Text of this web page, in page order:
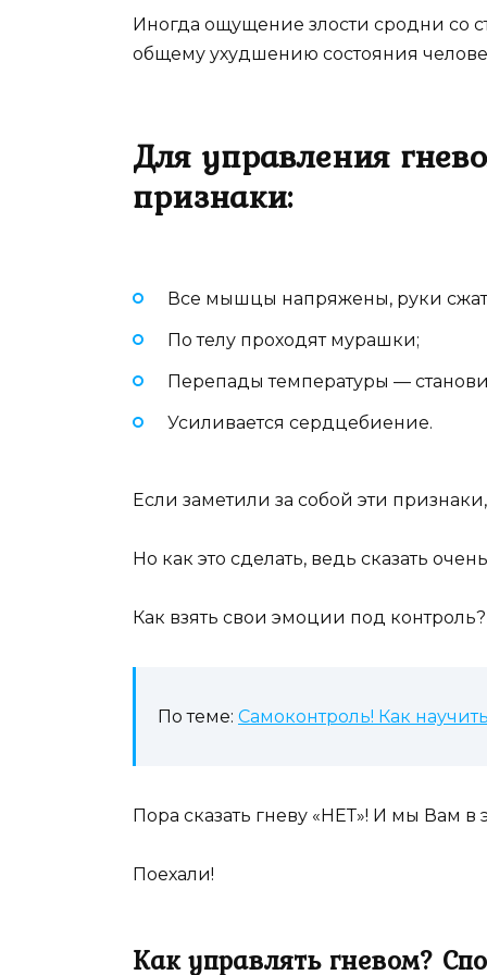
Иногда ощущение злости сродни со
общему ухудшению состояния
Для управления
признаки:
Все мышцы напряжены, руки
По телу проходят мурашки;
Перепады температуры —
Усиливается сердцебиение.
Если заметили за собой эти
Но как это сделать, ведь сказать
Как взять свои эмоции под контроль?
По теме: Самоконтроль! Как
Пора сказать гневу «НЕТ»! И мы Вам
Поехали!
Как управлять гневом?